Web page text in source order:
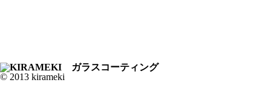
© 2013 kirameki